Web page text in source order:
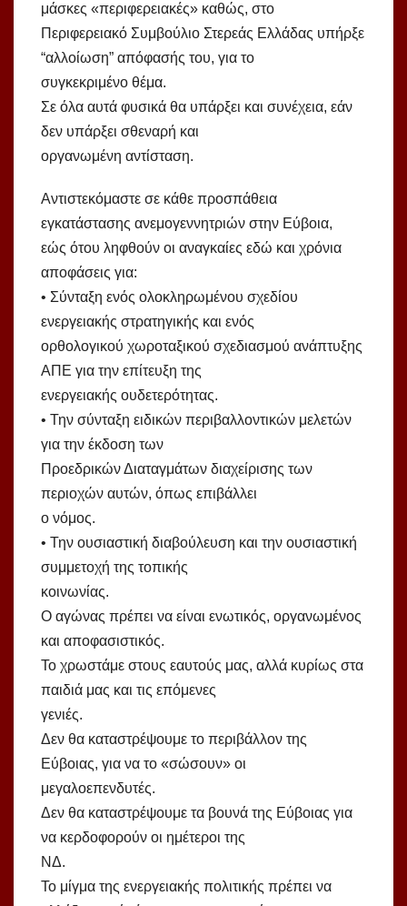
μάσκες «περιφερειακές» καθώς, στο
Περιφερειακό Συμβούλιο Στερεάς Ελλάδας υπήρξε
“αλλοίωση” απόφασής του, για το
συγκεκριμένο θέμα.
Σε όλα αυτά φυσικά θα υπάρξει και συνέχεια, εάν
δεν υπάρξει σθεναρή και
οργανωμένη αντίσταση.
Αντιστεκόμαστε σε κάθε προσπάθεια
εγκατάστασης ανεμογεννητριών στην Εύβοια,
εώς ότου ληφθούν οι αναγκαίες εδώ και χρόνια
αποφάσεις για:
• Σύνταξη ενός ολοκληρωμένου σχεδίου
ενεργειακής στρατηγικής και ενός
ορθολογικού χωροταξικού σχεδιασμού ανάπτυξης
ΑΠΕ για την επίτευξη της
ενεργειακής ουδετερότητας.
• Την σύνταξη ειδικών περιβαλλοντικών μελετών
για την έκδοση των
Προεδρικών Διαταγμάτων διαχείρισης των
περιοχών αυτών, όπως επιβάλλει
ο νόμος.
• Την ουσιαστική διαβούλευση και την ουσιαστική
συμμετοχή της τοπικής
κοινωνίας.
Ο αγώνας πρέπει να είναι ενωτικός, οργανωμένος
και αποφασιστικός.
Το χρωστάμε στους εαυτούς μας, αλλά κυρίως στα
παιδιά μας και τις επόμενες
γενιές.
Δεν θα καταστρέψουμε το περιβάλλον της
Εύβοιας, για να το «σώσουν» οι
μεγαλοεπενδυτές.
Δεν θα καταστρέψουμε τα βουνά της Εύβοιας για
να κερδοφορούν οι ημέτεροι της
ΝΔ.
Το μίγμα της ενεργειακής πολιτικής πρέπει να